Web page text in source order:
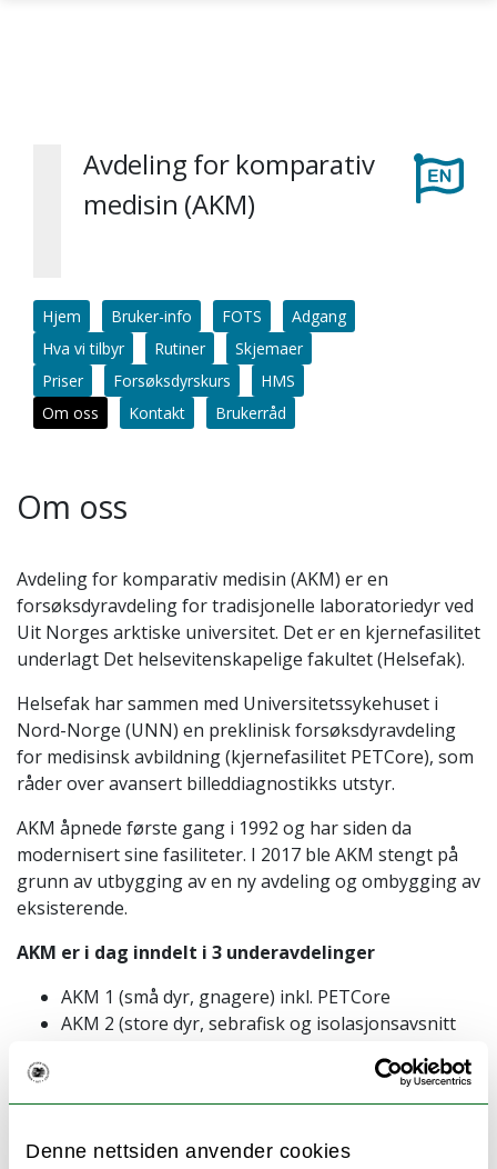
Denne nettsiden anvender cookies
Avdeling for komparativ
medisin (AKM)
Hjem Bruker-info FOTS
Adgang
Hva vi tilbyr
Rutiner
Skjemaer
Priser
Forsøksdyrskurs
HMS
Om oss
Kontakt Brukerråd
Om oss
Avdeling for komparativ medisin (AKM) er en
forsøksdyravdeling for tradisjonelle laboratoriedyr ved
Uit Norges arktiske universitet. Det er en kjernefasilitet
underlagt Det helsevitenskapelige fakultet (Helsefak).
Helsefak har sammen med Universitetssykehuset i
Nord-Norge (UNN) en preklinisk forsøksdyravdeling
for medisinsk avbildning (kjernefasilitet PETCore), som
råder over avansert billeddiagnostikks utstyr.
AKM åpnede første gang i 1992 og har siden da
modernisert sine fasiliteter. I 2017 ble AKM stengt på
grunn av utbygging av en ny avdeling og ombygging av
eksisterende.
AKM er i dag inndelt i 3 underavdelinger
AKM 1 (små dyr, gnagere) inkl. PETCore
AKM 2 (store dyr, sebrafisk og isolasjonsavsnitt
AKM 3 (avlsavdeling og spesifikk opportunist og
patogenfri avdeling)
I dag driftes AKM 1 aktivt som en spesifikk patogen